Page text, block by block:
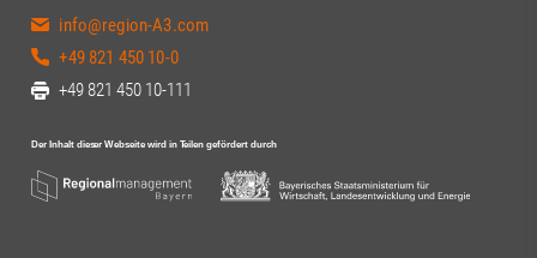
info@region-A3.com
+49 821 450 10-0
+49 821 450 10-111